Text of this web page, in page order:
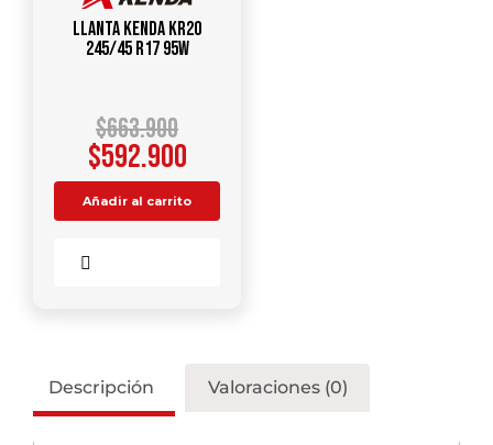
Llanta KENDA KR20
245/45 R17 95W
$663.900
$592.900
Añadir al carrito
Descripción Valoraciones (0)